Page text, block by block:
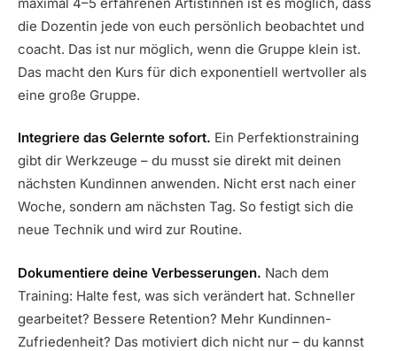
die Dozentin jede von euch persönlich beobachtet und
coacht. Das ist nur möglich, wenn die Gruppe klein ist.
Das macht den Kurs für dich exponentiell wertvoller als
eine große Gruppe.
Integriere das Gelernte sofort. Ein Perfektionstraining
gibt dir Werkzeuge – du musst sie direkt mit deinen
nächsten Kundinnen anwenden. Nicht erst nach einer
Woche, sondern am nächsten Tag. So festigt sich die
neue Technik und wird zur Routine.
Dokumentiere deine Verbesserungen. Nach dem
Training: Halte fest, was sich verändert hat. Schneller
gearbeitet? Bessere Retention? Mehr Kundinnen-
Zufriedenheit? Das motiviert dich nicht nur – du kannst